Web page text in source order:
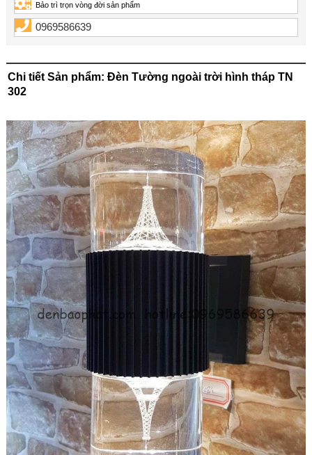
Bảo trì trọn vòng đời sản phẩm
0969586639
Chi tiết Sản phẩm: Đèn Tường ngoài trời hình tháp TN
302